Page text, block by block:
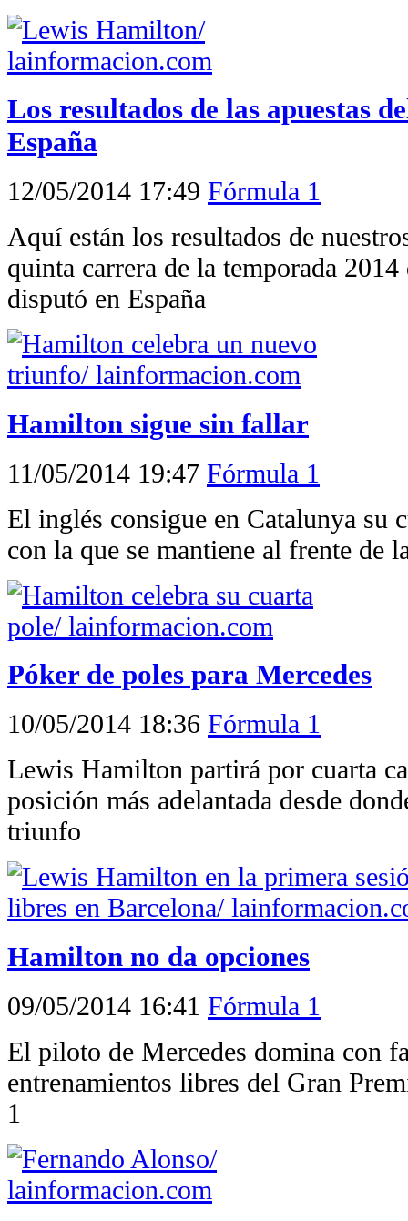
Los resultados de las apuestas
España
12/05/2014 17:49 Fórmula 1
Aquí están los resultados de
quinta carrera de la temporada
disputó en España
Hamilton sigue sin fallar
11/05/2014 19:47 Fórmula 1
El inglés consigue en Catalunya su
con la que se mantiene al frente de
Póker de poles para Mercedes
10/05/2014 18:36 Fórmula 1
Lewis Hamilton partirá por cuarta
posición más adelantada desde
triunfo
Hamilton no da opciones
09/05/2014 16:41 Fórmula 1
El piloto de Mercedes domina con
entrenamientos libres del Gran
1